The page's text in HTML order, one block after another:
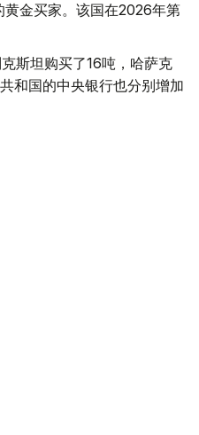
金买家。该国在2026年第
斯坦购买了16吨，哈萨克
和国的中央银行也分别增加